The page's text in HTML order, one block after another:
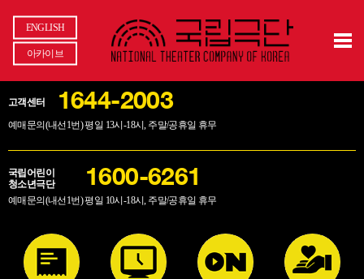
ENGLISH
아카이브
고객센터 1644-2003
예매문의(내선1번) 평일 13시-18시, 주말/공휴일 휴무
국립어린이
청소년극단
1600-6261
예매문의(내선1번) 평일 10시-18시, 주말/공휴일 휴무